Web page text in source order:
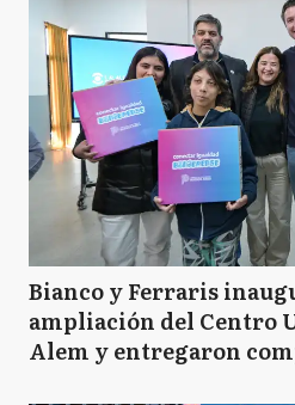
Bianco y Ferraris
ampliación del Centro
Alem y entregaron